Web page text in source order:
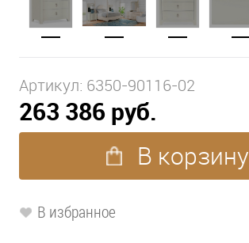
Артикул: 6350-90116-02
263 386 руб.
В корзину
В избранное